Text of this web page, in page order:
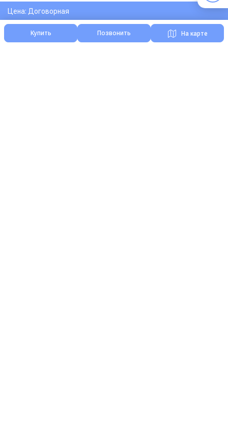
Цена: Договорная
Купить Позвонить На карте